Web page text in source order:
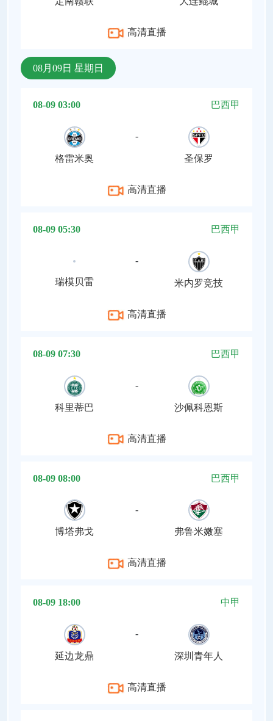
高清直播
08月09日 星期日
08-09 03:00 巴西甲
格雷米奥
-
圣保罗
高清直播
08-09 05:30 巴西甲
瑞模贝雷
-
米内罗竞技
高清直播
08-09 07:30 巴西甲
科里蒂巴
-
沙佩科恩斯
高清直播
08-09 08:00 巴西甲
博塔弗戈
-
弗鲁米嫩塞
高清直播
08-09 18:00 中甲
延边龙鼎
-
深圳青年人
高清直播